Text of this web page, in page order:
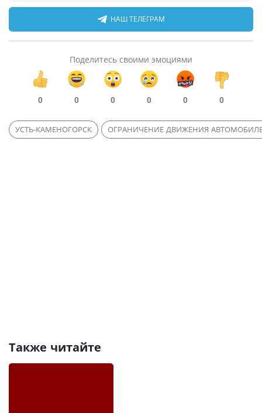
НАШ ТЕЛЕГРАМ
Поделитесь своими эмоциями
0 0 0 0 0 0
УСТЬ-КАМЕНОГОРСК ОГРАНИЧЕНИЕ ДВИЖЕНИЯ
Также читайте